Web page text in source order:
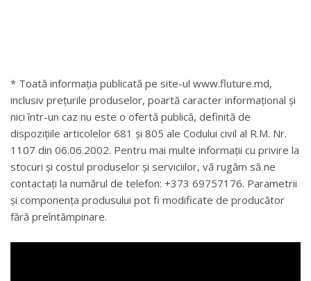
* Toată informația publicată pe site-ul www.fluture.md,
inclusiv prețurile produselor, poartă caracter informațional și
nici într-un caz nu este o ofertă publică, definită de
dispozițiile articolelor 681 și 805 ale Codului civil al R.M. Nr.
1107 din 06.06.2002. Pentru mai multe informații cu privire la
stocuri și costul produselor și serviciilor, vă rugăm să ne
contactați la numărul de telefon: +373 69757176. Parametrii
și componența produsului pot fi modificate de producător
fără preîntâmpinare.